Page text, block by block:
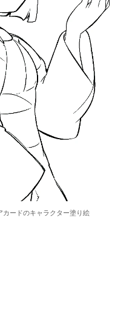
カードのキャラクター塗り絵